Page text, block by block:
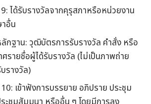
ได้รับรางวัลจากคุรุสภาหรือหน่วยงาน
อื่น
กฐาน: วุฒิบัตรการรับรางวัล คำสั่ง หรือ
ศรายชื่อผู้ได้รับรางวัล (ไม่เป็นภาพถ่าย
รางวัล)
เข้าฟังการบรรยาย อภิปราย ประชุม